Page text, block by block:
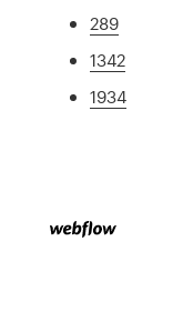
289
1342
1934